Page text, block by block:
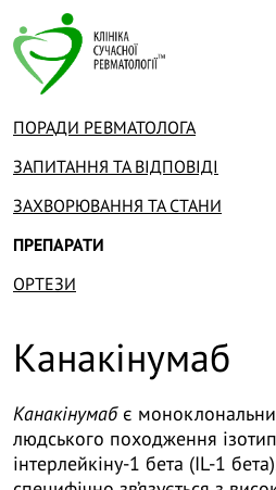
ПОРАДИ РЕВМАТОЛОГА
ЗАПИТАННЯ ТА ВІДПОВІДІ
ЗАХВОРЮВАННЯ ТА СТАНИ
ПРЕПАРАТИ
ОРТЕЗИ
Канакінумаб
Канакінумаб є
людського походження
інтерлейкіну-1 бета (IL-1